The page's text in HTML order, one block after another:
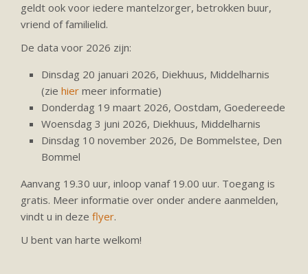
geldt ook voor iedere mantelzorger, betrokken buur,
vriend of familielid.
De data voor 2026 zijn:
Dinsdag 20 januari 2026, Diekhuus, Middelharnis
(zie hier meer informatie)
Donderdag 19 maart 2026, Oostdam, Goedereede
Woensdag 3 juni 2026, Diekhuus, Middelharnis
Dinsdag 10 november 2026, De Bommelstee, Den
Bommel
Aanvang 19.30 uur, inloop vanaf 19.00 uur. Toegang is
gratis. Meer informatie over onder andere aanmelden,
vindt u in deze flyer.
U bent van harte welkom!